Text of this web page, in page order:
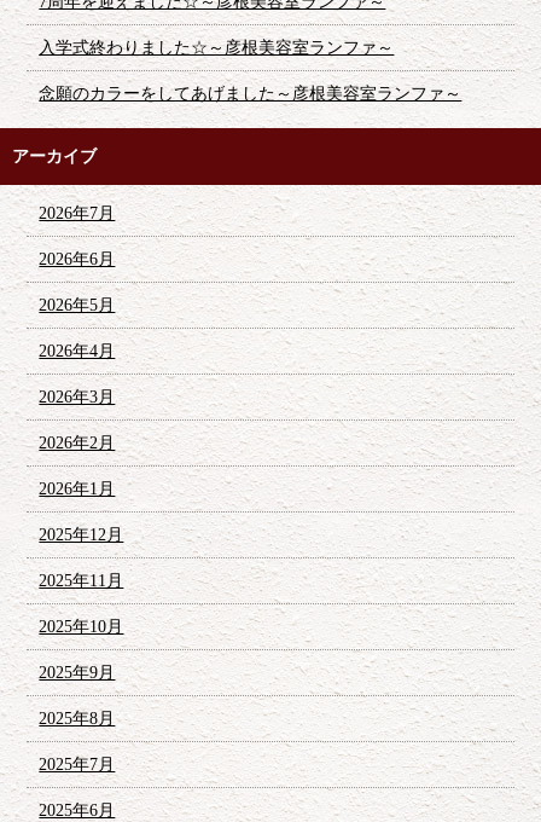
入学式終わりました☆～彦根美容室ランファ～
念願のカラーをしてあげました～彦根美容室ランファ～
アーカイブ
2026年7月
2026年6月
2026年5月
2026年4月
2026年3月
2026年2月
2026年1月
2025年12月
2025年11月
2025年10月
2025年9月
2025年8月
2025年7月
2025年6月